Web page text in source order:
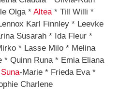
Olga * Altea* Till Willi *
Karl Finnley * Leevke
Susarah * Ida Fleur *
* Lasse Milo * Melina
* Quinn Runa * Emia Eliana
Suna-Marie * Frieda Eva *
Charlene